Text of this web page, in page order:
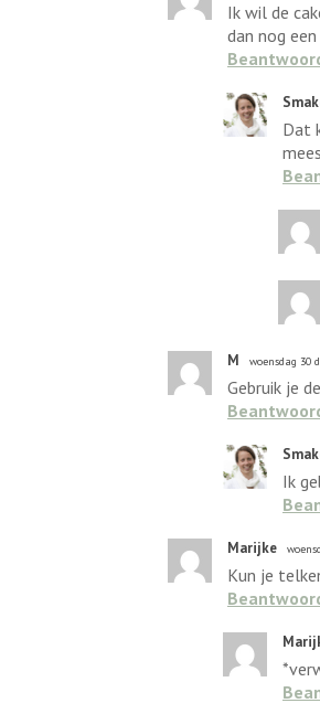
Ik wil de
dan nog
Dat
M woensdag 30
Gebruik je
Ik
Marijke
Kun je